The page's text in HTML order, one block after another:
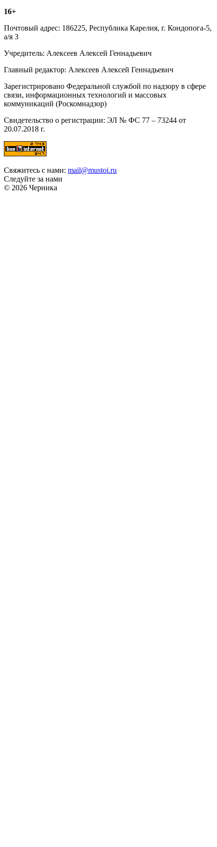
16+
Почтовый адрес: 186225, Республика Карелия, г. Кондопога-5,
а/я 3
Учредитель: Алексеев Алексей Геннадьевич
Главный редактор: Алексеев Алексей Геннадьевич
Зарегистрировано Федеральной службой по надзору в сфере
связи, информационных технологий и массовых
коммуникаций (Роскомнадзор)
Свидетельство о регистрации: ЭЛ № ФС 77 – 73244 от
20.07.2018 г.
Свяжитесь с нами: mail@mustoi.ru
Следуйте за нами
© 2026 Черника